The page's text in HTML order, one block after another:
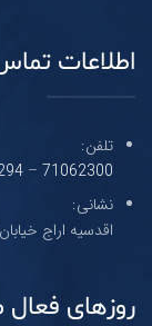
اطلاعات
تلفن:
71062300
–
نشانی:
اقدسیه اراج خیابان 22 بهمن کلینیک چشم پزشکی نیکان طبقه سوم
روزهای